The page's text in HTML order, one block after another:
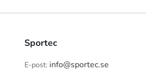
Sportec
E-post: info@sportec.se